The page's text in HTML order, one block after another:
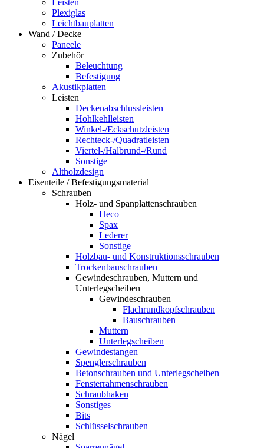
Leisten
Plexiglas
Leichtbauplatten
Wand / Decke
Paneele
Zubehör
Beleuchtung
Befestigung
Akustikplatten
Leisten
Deckenabschlussleisten
Hohlkehlleisten
Winkel-/Eckschutzleisten
Rechteck-/Quadratleisten
Viertel-/Halbrund-/Rund
Sonstige
Altholzdesign
Eisenteile / Befestigungsmaterial
Schrauben
Holz- und Spanplattenschrauben
Heco
Spax
Lederer
Sonstige
Holzbau- und Konstruktionsschrauben
Trockenbauschrauben
Gewindeschrauben, Muttern und
Unterlegscheiben
Gewindeschrauben
Flachrundkopfschrauben
Bauschrauben
Muttern
Unterlegscheiben
Gewindestangen
Spenglerschrauben
Betonschrauben und Unterlegscheiben
Fensterrahmenschrauben
Schraubhaken
Sonstiges
Bits
Schlüsselschrauben
Nägel